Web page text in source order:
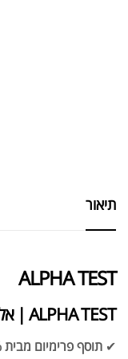
תיאור
ALPHA TEST
ALPHA TEST | אלפא טסט – תוסף טבעי להגברת הטסטוסטרון ולפיתוח מסת שריר!
✔ תוסף פרימיום מבית MuscleTech – 100% רכיבים טבעיים!